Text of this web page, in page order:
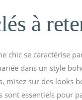
à
chic se caractérise
dans un style
misez sur des looks
sont essentiels pour